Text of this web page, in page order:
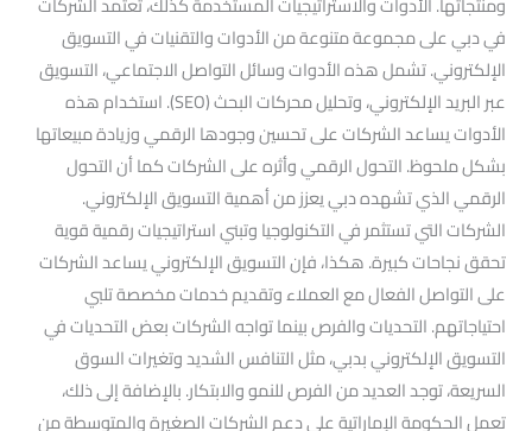
في دبي على مجموعة متنوعة من الأدوات والتقنيات في التسويق
الإلكتروني. تشمل هذه الأدوات وسائل التواصل الاجتماعي، التسويق
عبر البريد الإلكتروني، وتحليل محركات البحث (SEO). استخدام هذه
الأدوات يساعد الشركات على تحسين وجودها الرقمي وزيادة مبيعاتها
بشكل ملحوظ. التحول الرقمي وأثره على الشركات كما أن التحول
الرقمي الذي تشهده دبي يعزز من أهمية التسويق الإلكتروني.
الشركات التي تستثمر في التكنولوجيا وتبني استراتيجيات رقمية قوية
تحقق نجاحات كبيرة. هكذا، فإن التسويق الإلكتروني يساعد الشركات
على التواصل الفعال مع العملاء وتقديم خدمات مخصصة تلبي
احتياجاتهم. التحديات والفرص بينما تواجه الشركات بعض التحديات في
التسويق الإلكتروني بدبي، مثل التنافس الشديد وتغيرات السوق
السريعة، توجد العديد من الفرص للنمو والابتكار. بالإضافة إلى ذلك،
تعمل الحكومة الإماراتية على دعم الشركات الصغيرة والمتوسطة من